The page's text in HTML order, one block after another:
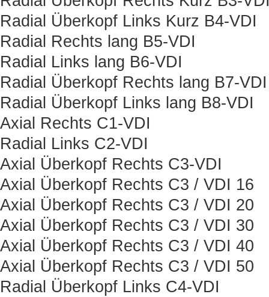
Radial Überkopf Links Kurz B4-VDI
Radial Rechts lang B5-VDI
Radial Links lang B6-VDI
Radial Überkopf Rechts lang B7-VDI
Radial Überkopf Links lang B8-VDI
Axial Rechts C1-VDI
Radial Links C2-VDI
Axial Überkopf Rechts C3-VDI
Axial Überkopf Rechts C3 / VDI 16
Axial Überkopf Rechts C3 / VDI 20
Axial Überkopf Rechts C3 / VDI 30
Axial Überkopf Rechts C3 / VDI 40
Axial Überkopf Rechts C3 / VDI 50
Radial Überkopf Links C4-VDI